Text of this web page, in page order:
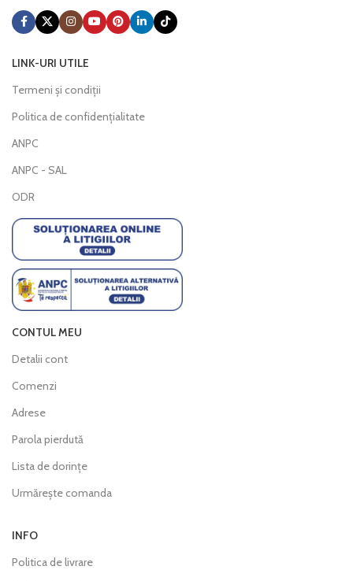
LINK-URI UTILE
Termeni și condiții
Politica de confidențialitate
ANPC
ANPC - SAL
ODR
CONTUL MEU
Detalii cont
Comenzi
Adrese
Parola pierdută
Lista de dorințe
Urmărește comanda
INFO
Politica de livrare